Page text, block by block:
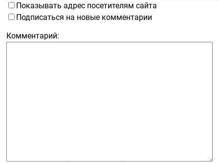
Показывать адрес посетителям сайта
Подписаться на новые комментарии
Комментарий: